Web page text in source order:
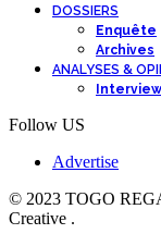
DOSSIERS
Enquête
Archives
ANALYSES &
Follow US
Advertise
© 2023 TOGO
Creative .